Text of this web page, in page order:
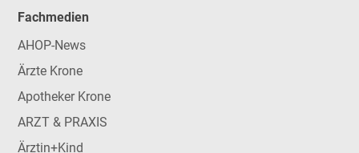
Fachmedien
AHOP-News
Ärzte Krone
Apotheker Krone
ARZT & PRAXIS
Ärztin+Kind